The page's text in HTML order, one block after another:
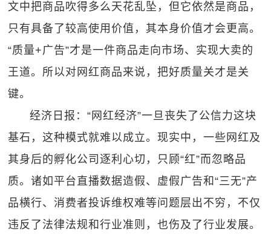
文中把商品吹得多么天花乱坠，但它依然是商品，
只有具备了较高使用价值，其本身价值才会更高。
“质量+广告”才是一件商品走向市场、实现大卖的
王道。所以对网红商品来说，把好质量关才是关
键。
经济日报：“网红经济”一旦丧失了公信力这块
基石，这种模式就难以成立。现实中，一些网红及
其身后的孵化公司逐利心切，只顾“红”而忽略品
质。诸如平台直播数据造假、虚假广告和“三无”产
品横行、消费者投诉维权难等问题层出不穷，不仅
违反了法律法规和行业准则，也伤及了行业发展。